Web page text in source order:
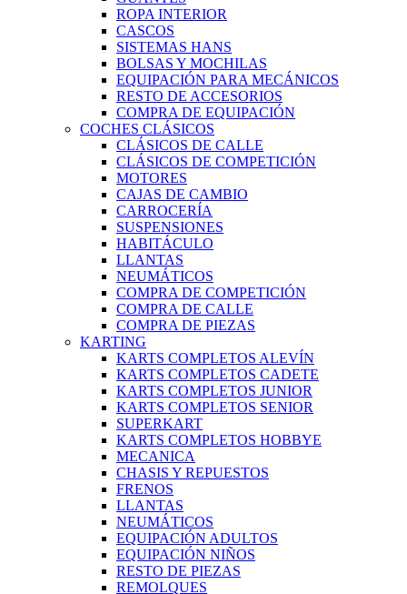
ROPA INTERIOR
CASCOS
SISTEMAS HANS
BOLSAS Y MOCHILAS
EQUIPACIÓN PARA MECÁNICOS
RESTO DE ACCESORIOS
COMPRA DE EQUIPACIÓN
COCHES CLÁSICOS
CLÁSICOS DE CALLE
CLÁSICOS DE COMPETICIÓN
MOTORES
CAJAS DE CAMBIO
CARROCERÍA
SUSPENSIONES
HABITÁCULO
LLANTAS
NEUMÁTICOS
COMPRA DE COMPETICIÓN
COMPRA DE CALLE
COMPRA DE PIEZAS
KARTING
KARTS COMPLETOS ALEVÍN
KARTS COMPLETOS CADETE
KARTS COMPLETOS JUNIOR
KARTS COMPLETOS SENIOR
SUPERKART
KARTS COMPLETOS HOBBYE
MECANICA
CHASIS Y REPUESTOS
FRENOS
LLANTAS
NEUMÁTICOS
EQUIPACIÓN ADULTOS
EQUIPACIÓN NIÑOS
RESTO DE PIEZAS
REMOLQUES